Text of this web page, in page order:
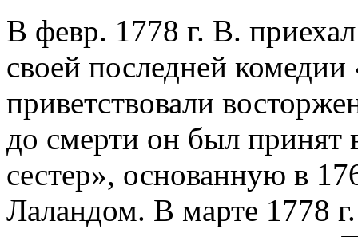
В февр. 1778 г. В.
своей последней
приветствовали
до смерти он был принят
сестер», основанную в
Лаландом. В марте 1778